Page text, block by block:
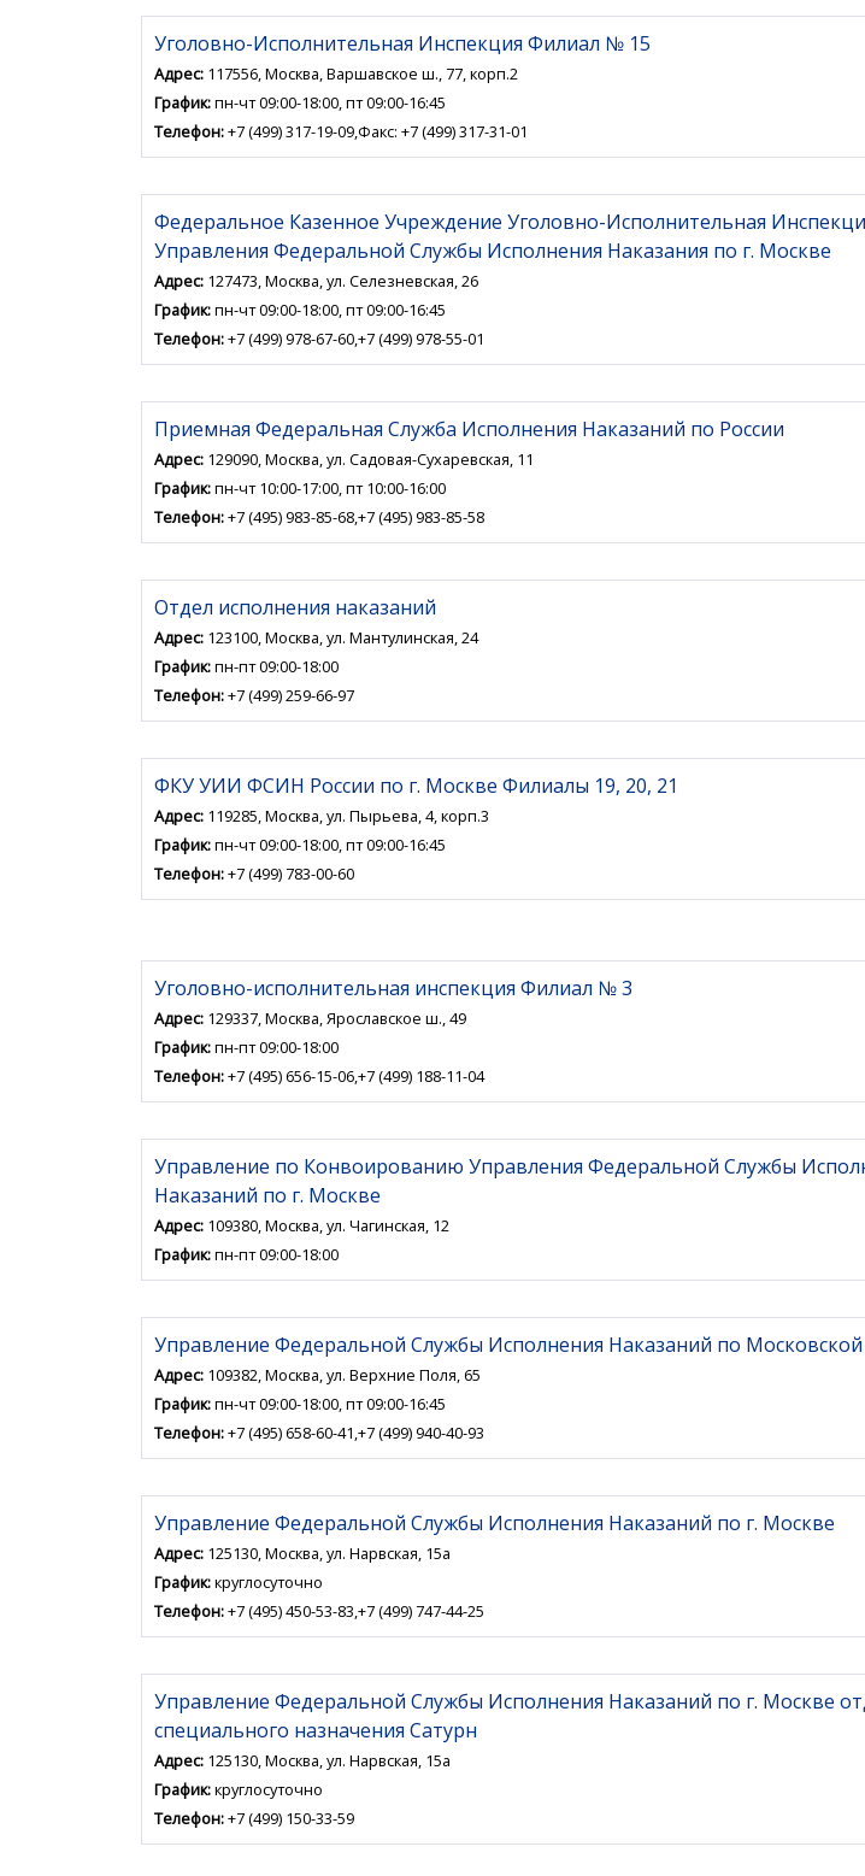
Уголовно-Исполнительная Инспекция Филиал № 15
Адрес: 117556, Москва, Варшавское ш., 77, корп.2
График:пн-чт 09:00-18:00, пт 09:00-16:45
Телефон:+7 (499) 317-19-09,Факс: +7 (499) 317-31-01
Федеральное Казенное Учреждение Уголовно-Исполнительная
Управления Федеральной Службы Исполнения Наказания по г. Москве
Адрес: 127473, Москва, ул. Селезневская, 26
График:пн-чт 09:00-18:00, пт 09:00-16:45
Телефон:+7 (499) 978-67-60,+7 (499) 978-55-01
Приемная Федеральная Служба Исполнения Наказаний по России
Адрес: 129090, Москва, ул. Садовая-Сухаревская, 11
График:пн-чт 10:00-17:00, пт 10:00-16:00
Телефон:+7 (495) 983-85-68,+7 (495) 983-85-58
Отдел исполнения наказаний
Адрес: 123100, Москва, ул. Мантулинская, 24
График:пн-пт 09:00-18:00
Телефон:+7 (499) 259-66-97
ФКУ УИИ ФСИН России по г. Москве Филиалы 19, 20, 21
Адрес: 119285, Москва, ул. Пырьева, 4, корп.3
График:пн-чт 09:00-18:00, пт 09:00-16:45
Телефон:+7 (499) 783-00-60
Уголовно-исполнительная инспекция Филиал № 3
Адрес: 129337, Москва, Ярославское ш., 49
График:пн-пт 09:00-18:00
Телефон:+7 (495) 656-15-06,+7 (499) 188-11-04
Управление по Конвоированию Управления Федеральной Службы
Наказаний по г. Москве
Адрес: 109380, Москва, ул. Чагинская, 12
График:пн-пт 09:00-18:00
Управление Федеральной Службы Исполнения Наказаний по Московской
Адрес: 109382, Москва, ул. Верхние Поля, 65
График:пн-чт 09:00-18:00, пт 09:00-16:45
Телефон:+7 (495) 658-60-41,+7 (499) 940-40-93
Управление Федеральной Службы Исполнения Наказаний по г. Москве
Адрес: 125130, Москва, ул. Нарвская, 15а
График:круглосуточно
Телефон:+7 (495) 450-53-83,+7 (499) 747-44-25
Управление Федеральной Службы Исполнения Наказаний по г. Москве
специального назначения Сатурн
Адрес: 125130, Москва, ул. Нарвская, 15а
График:круглосуточно
Телефон:+7 (499) 150-33-59